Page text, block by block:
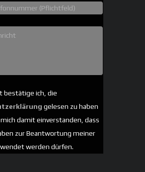
bestätige ich, die
gelesen zu haben
damit einverstanden, dass
zur Beantwortung meiner
werden dürfen.